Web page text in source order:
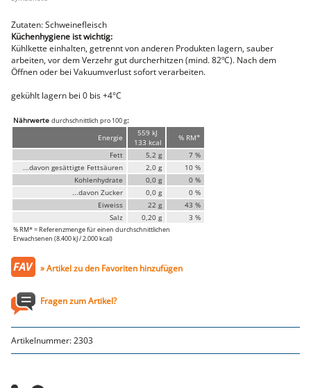
DELUXE SCHWEIN
STEAKS
DELUXE Rind
Steaks vom SCHWEIN
Nemetz-Menü
Wurstwaren
Leberkäse
Schinken
Schinken
Fische
Meeresfrüchte
Fisch
Konserven
Genusssortiment
Hausmannskost
Suppeneinlagen
Zutaten: Schweinefleisch
Küchenhygiene ist wichtig:
Kühlkette einhalten, getrennt von anderen Produkten lagern, sauber
arbeiten, vor dem Verzehr gut durcherhitzen (mind. 82ºC). Nach dem
Öffnen oder bei Vakuumverlust sofort verarbeiten.
gekühlt lagern bei 0 bis +4°C
Nährwerte durchschnittlich pro 100 g:
Energie
559 kJ
133 kcal
% RM*
Fett
5,2 g
7 %
...davon gesättigte Fettsäuren
2,0 g
10 %
Kohlenhydrate
0,0 g
0 %
...davon Zucker
0,0 g
0 %
Eiweiss
22 g
43 %
Salz
0,20 g 3 %
% RM* = Referenzmenge für einen durchschnittlichen
Erwachsenen (8.400 kJ / 2.000 kcal)
» Artikel zu den Favoriten hinzufügen
Fragen zum Artikel?
Artikelnummer:2303